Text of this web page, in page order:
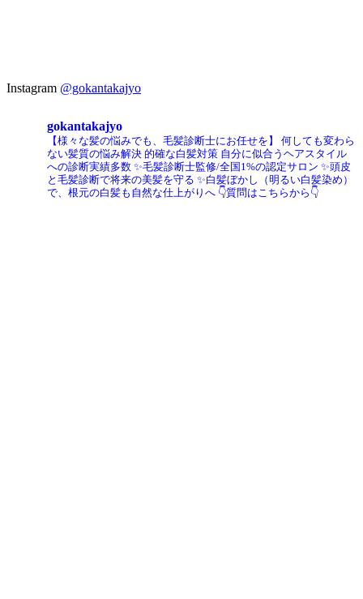
Instagram @gokantakajyo
gokantakajyo
【様々な髪の悩みでも、毛髪診断士にお任せを】
何しても変わら
ない髪質の悩み解決 的確な白髪対策 自分に似合うヘアスタイル
への診断実績多数 ✨毛髪診断士監修/全国1%の認定サロン ✨頭皮
と毛髪診断で将来の美髪を守る ✨白髪ぼかし（明るい白髪染め）
で、根元の白髪も自然な仕上がりへ 👇質問はこちらから👇